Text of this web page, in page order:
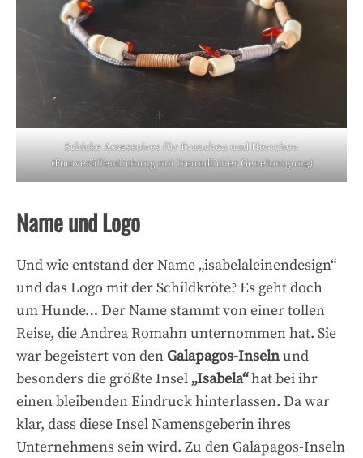
Schicke Accessoires für Frauchen und Herrchen
(Fotoveröffentlichung mit freundlicher Genehmigung)
Name und Logo
Und wie entstand der Name „isabelaleinendesign“
und das Logo mit der Schildkröte? Es geht doch
um Hunde… Der Name stammt von einer tollen
Reise, die Andrea Romahn unternommen hat. Sie
war begeistert von denGalapagos-Inselnund
besonders die größte Insel „Isabela“hat bei ihr
einen bleibenden Eindruck hinterlassen. Da war
klar, dass diese Insel Namensgeberin ihres
Unternehmens sein wird. Zu den Galapagos-Inseln